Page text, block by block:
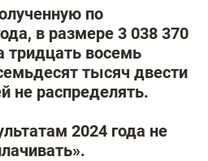
по
в размере 3 038 370
тридцать восемь
тысяч двести
не распределять.
2024 года не